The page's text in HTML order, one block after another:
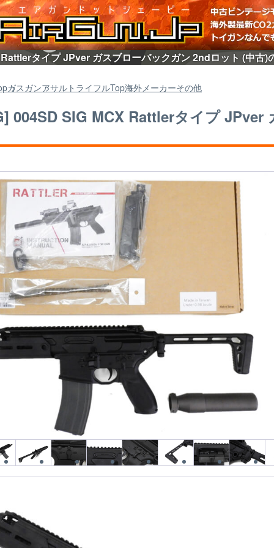
タイプ JPver ガスブローバックガン 2ndロット (中古)
ガスガンアサルトライフルTop海外メーカーその他
004SD SIG MCX Rattlerタイプ